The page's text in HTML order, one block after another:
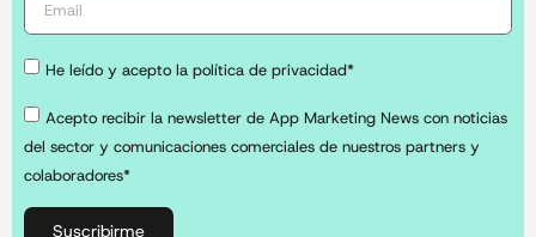
He leído y acepto la política de privacidad*
Acepto recibir la newsletter de App Marketing News con noticias
del sector y comunicaciones comerciales de nuestros partners y
colaboradores*
Suscribirme